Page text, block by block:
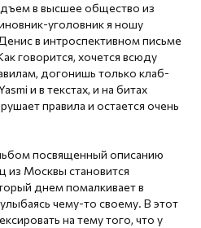
в высшее общество из
уголовник я ношу
в интроспективном письме
говорится, хочется всюду
догонишь только клаб-
и в текстах, и на битах
правила и остается очень
посвященный описанию
из Москвы становится
днем помалкивает в
чему-то своему. В этот
на тему того, что у